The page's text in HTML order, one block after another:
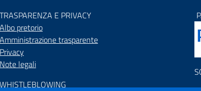
TRASPARENZA E PRIVACY
Albo pretorio
Amministrazione trasparente
Privacy
Note legali